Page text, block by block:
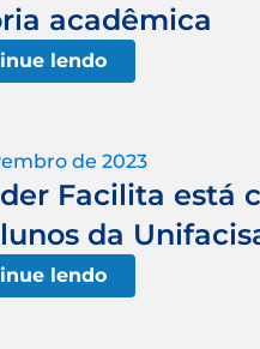
acadêmica
lendo
de 2023
Facilita está
da
lendo